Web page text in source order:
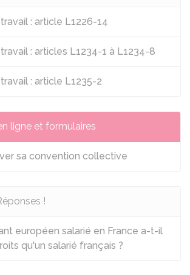
: article L1226-14
: articles L1234-1 à L1234-8
: article L1235-2
ligne et formulaires
sa convention collective
!
européen salarié en France a-t-il
qu'un salarié français ?